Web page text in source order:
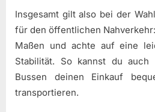
Insgesamt gilt also bei der
für den öffentlichen
Maßen und achte auf eine
Stabilität. So kannst du
Bussen deinen Einkauf
transportieren.